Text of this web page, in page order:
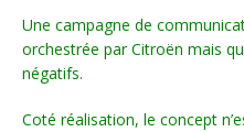
Une campagne de
orchestrée par Citroën mais
négatifs.
Coté réalisation, le concept